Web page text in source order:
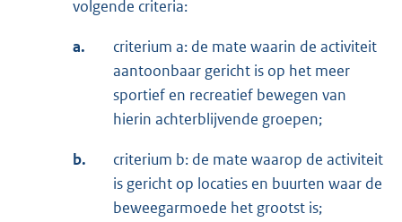
volgende criteria:
a.
criterium a: de mate waarin de activiteit
aantoonbaar gericht is op het meer
sportief en recreatief bewegen van
hierin achterblijvende groepen;
b.
criterium b: de mate waarop de activiteit
is gericht op locaties en buurten waar de
beweegarmoede het grootst is;